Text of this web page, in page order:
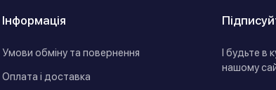
Інформація
Умови обміну та повернення
Оплата і доставка
І будьте в
нашому